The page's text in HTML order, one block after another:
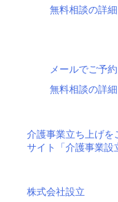
無料相談の詳
メールでご予約
無料相談の詳
介護事業立ち上げを
サイト「介護事業設
株式会社設立